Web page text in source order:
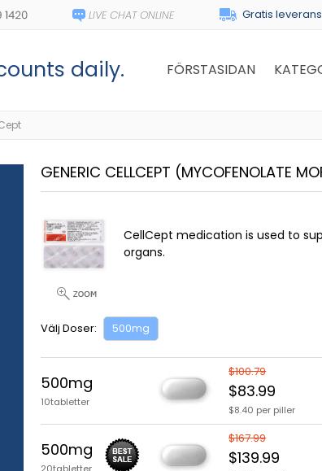
Gratis
daily. FÖRSTASIDAN
GENERIC CELLCEPT (MYCOFENOLATE
CellCept medication is used to
organs.
Välj Doser: 500mg
500mg
10tabletter
$100.79
$83.99
$8.40 per piller
500mg
$167.99
$139.99